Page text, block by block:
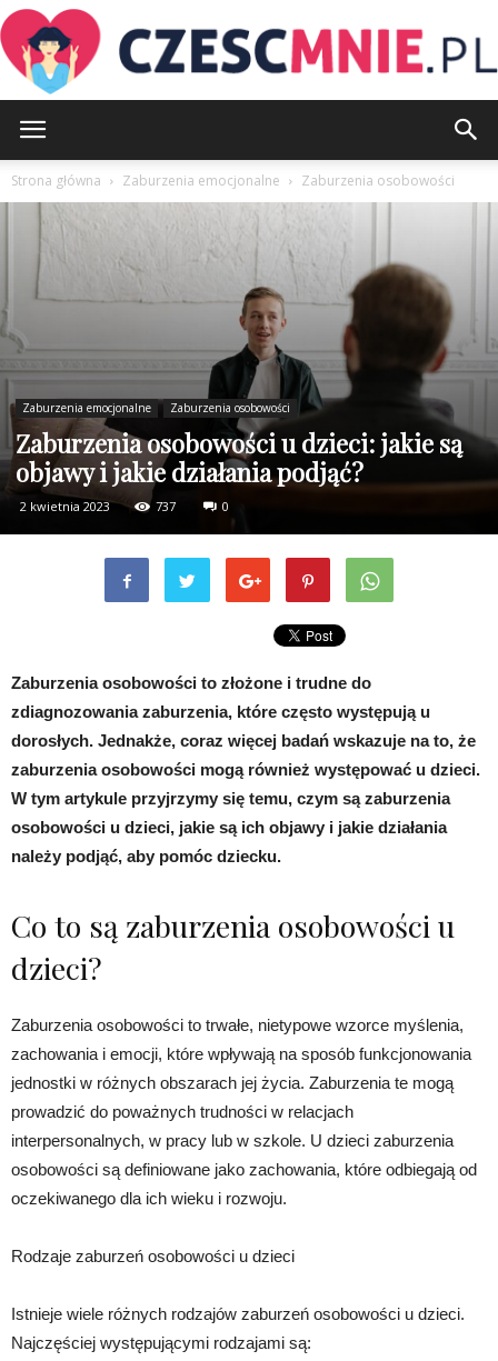
Strona główna Zaburzenia emocjonalne Zaburzenia osobowości
Zaburzenia emocjonalne Zaburzenia osobowości
Zaburzenia osobowości u dzieci: jakie są
objawy i jakie działania podjąć?
2 kwietnia 2023 737 0
Zaburzenia osobowości to złożone i trudne do
zdiagnozowania zaburzenia, które często występują u
dorosłych. Jednakże, coraz więcej badań wskazuje na to, że
zaburzenia osobowości mogą również występować u dzieci.
W tym artykule przyjrzymy się temu, czym są zaburzenia
osobowości u dzieci, jakie są ich objawy i jakie działania
należy podjąć, aby pomóc dziecku.
Co to są zaburzenia osobowości u
dzieci?
Zaburzenia osobowości to trwałe, nietypowe wzorce myślenia,
zachowania i emocji, które wpływają na sposób funkcjonowania
jednostki w różnych obszarach jej życia. Zaburzenia te mogą
prowadzić do poważnych trudności w relacjach
interpersonalnych, w pracy lub w szkole. U dzieci zaburzenia
osobowości są definiowane jako zachowania, które odbiegają od
oczekiwanego dla ich wieku i rozwoju.
Rodzaje zaburzeń osobowości u dzieci
Istnieje wiele różnych rodzajów zaburzeń osobowości u dzieci.
Najczęściej występującymi rodzajami są: